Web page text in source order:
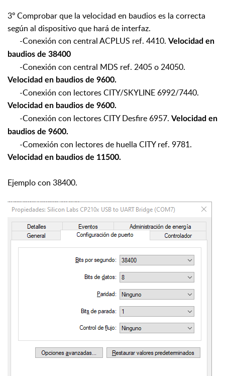
3º Comprobar que la velocidad en baudios es la correcta
según al dispositivo que hará de interfaz.
-Conexión con central ACPLUS ref. 4410. Velocidad en
baudios de 38400
-Conexión con central MDS ref. 2405 o 24050.
Velocidad en baudios de 9600.
-Conexión con lectores CITY/SKYLINE 6992/7440.
Velocidad en baudios de 9600.
-Conexión con lectores CITY Desfire 6957. Velocidad en
baudios de 9600.
-Comexión con lectores de huella CITY ref. 9781.
Velocidad en baudios de 11500.
Ejemplo con 38400.